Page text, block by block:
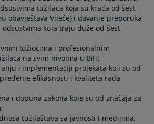
tužilaca koja su kraća od šest
obavještava Vijeće) i davanje preporuka
odsustvima koja traju duže od šest
tužiocima i profesionalnim
na svim nivoima u BiH;
i implementaciji projekata koji su od
efikasnosti i kvaliteta rada
i dopuna zakona koje su od značaja za
tužilaštava sa javnosti i medijima.